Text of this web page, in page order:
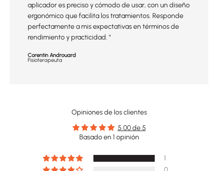
aplicador es preciso y cómodo de usar, con un diseño
ergonómico que facilita los tratamientos. Responde
perfectamente a mis expectativas en términos de
rendimiento y practicidad. "
Corentin Androuard
Fisioterapeuta
Opiniones de los clientes
5.00 de 5
Basado en 1 opinión
1